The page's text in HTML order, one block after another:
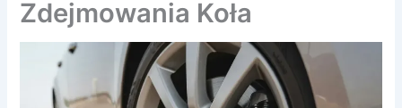
Zdejmowania Koła